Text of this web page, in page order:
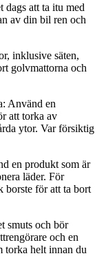
dags att ta itu med
av din bil ren och
inklusive säten,
golvmattorna och
Använd en
att torka av
ytor. Var försiktig
en produkt som är
läder. För
borste för att ta bort
smuts och bör
och en
torka helt innan du